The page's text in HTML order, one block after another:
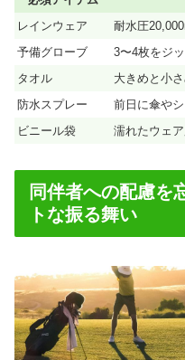
レインウェア
耐水圧
予備グローブ
3〜4枚をジ
タオル
大きめと小
防水スプレー
前日に傘や
ビニール袋
濡れたウェ
同伴者への配慮を
トな振る舞い